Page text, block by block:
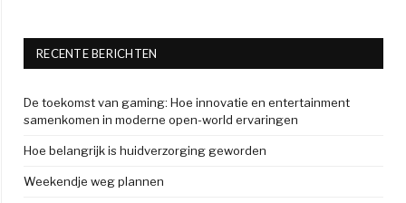
RECENTE BERICHTEN
De toekomst van gaming: Hoe innovatie en entertainment
samenkomen in moderne open-world ervaringen
Hoe belangrijk is huidverzorging geworden
Weekendje weg plannen